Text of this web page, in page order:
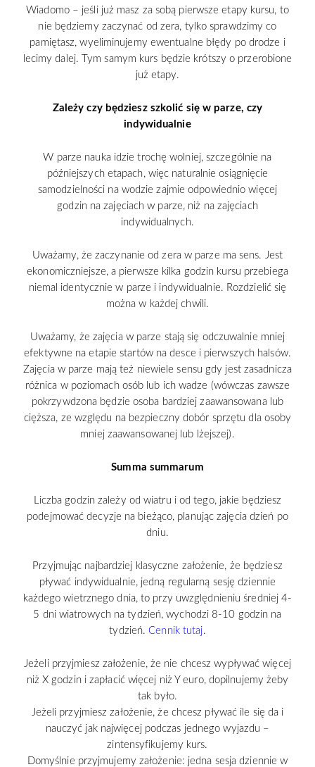
Wiadomo – jeśli już masz za sobą pierwsze etapy kursu, to
nie będziemy zaczynać od zera, tylko sprawdzimy co
pamiętasz, wyeliminujemy ewentualne błędy po drodze i
lecimy dalej. Tym samym kurs będzie krótszy o przerobione
już etapy.
Zależy czy będziesz szkolić się w parze, czy
indywidualnie
W parze nauka idzie trochę wolniej, szczególnie na
późniejszych etapach, więc naturalnie osiągnięcie
samodzielności na wodzie zajmie odpowiednio więcej
godzin na zajęciach w parze, niż na zajęciach
indywidualnych.
Uważamy, że zaczynanie od zera w parze ma sens. Jest
ekonomiczniejsze, a pierwsze kilka godzin kursu przebiega
niemal identycznie w parze i indywidualnie. Rozdzielić się
można w każdej chwili.
Uważamy, że zajęcia w parze stają się odczuwalnie mniej
efektywne na etapie startów na desce i pierwszych halsów.
Zajęcia w parze mają też niewiele sensu gdy jest zasadnicza
różnica w poziomach osób lub ich wadze (wówczas zawsze
pokrzywdzona będzie osoba bardziej zaawansowana lub
cięższa, ze względu na bezpieczny dobór sprzętu dla osoby
mniej zaawansowanej lub lżejszej).
Summa summarum
Liczba godzin zależy od wiatru i od tego, jakie będziesz
podejmować decyzje na bieżąco, planując zajęcia dzień po
dniu.
Przyjmując najbardziej klasyczne założenie, że będziesz
pływać indywidualnie, jedną regularną sesję dziennie
każdego wietrznego dnia, to przy uwzględnieniu średniej 4-
5 dni wiatrowych na tydzień, wychodzi 8-10 godzin na
tydzień.Cennik tutaj .
Jeżeli przyjmiesz założenie, że nie chcesz wypływać więcej
niż X godzin i zapłacić więcej niż Y euro, dopilnujemy żeby
tak było.
Jeżeli przyjmiesz założenie, że chcesz pływać ile się da i
nauczyć jak najwięcej podczas jednego wyjazdu –
zintensyfikujemy kurs.
Domyślnie przyjmujemy założenie: jedna sesja dziennie w